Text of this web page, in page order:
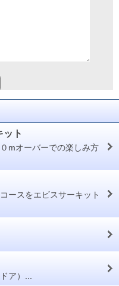
ット
mオーバーでの楽しみ方
ースをエビスサーキット
ア）...